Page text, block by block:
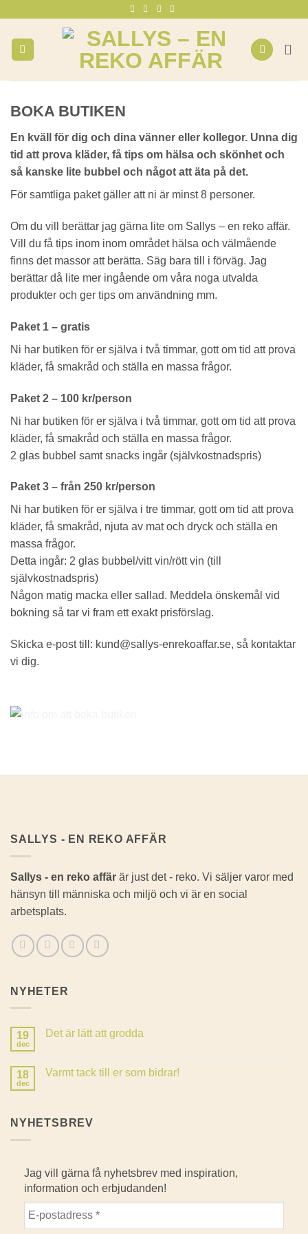
content
BOKA BUTIKEN
En kväll för dig och dina vänner eller kollegor. Unna dig
tid att prova kläder, få tips om hälsa och skönhet och
så kanske lite bubbel och något att äta på det.
För samtliga paket gäller att ni är minst 8 personer.
Om du vill berättar jag gärna lite om Sallys – en reko affär.
Vill du få tips inom inom området hälsa och välmående
finns det massor att berätta. Säg bara till i förväg. Jag
berättar då lite mer ingående om våra noga utvalda
produkter och ger tips om användning mm.
Paket 1 – gratis
Ni har butiken för er själva i två timmar, gott om tid att prova
kläder, få smakråd och ställa en massa frågor.
Paket 2 – 100 kr/person
Ni har butiken för er själva i två timmar, gott om tid att prova
kläder, få smakråd och ställa en massa frågor.
2 glas bubbel samt snacks ingår (självkostnadspris)
Paket 3 – från 250 kr/person
Ni har butiken för er själva i tre timmar, gott om tid att prova
kläder, få smakråd, njuta av mat och dryck och ställa en
massa frågor.
Detta ingår: 2 glas bubbel/vitt vin/rött vin (till
självkostnadspris)
Någon matig macka eller sallad. Meddela önskemål vid
bokning så tar vi fram ett exakt prisförslag.
Skicka e-post till: kund@sallys-enrekoaffar.se, så kontaktar
vi dig.
SALLYS - EN REKO AFFÄR
Sallys - en reko affär är just det - reko. Vi säljer varor med
hänsyn till människa och miljö och vi är en social
arbetsplats.
NYHETER
19
dec
Det är lätt att grodda
Det
18
dec
Varmt tack till er som bidrar!
tack
NYHETSBREV
Jag vill gärna få nyhetsbrev med inspiration,
information och erbjudanden!